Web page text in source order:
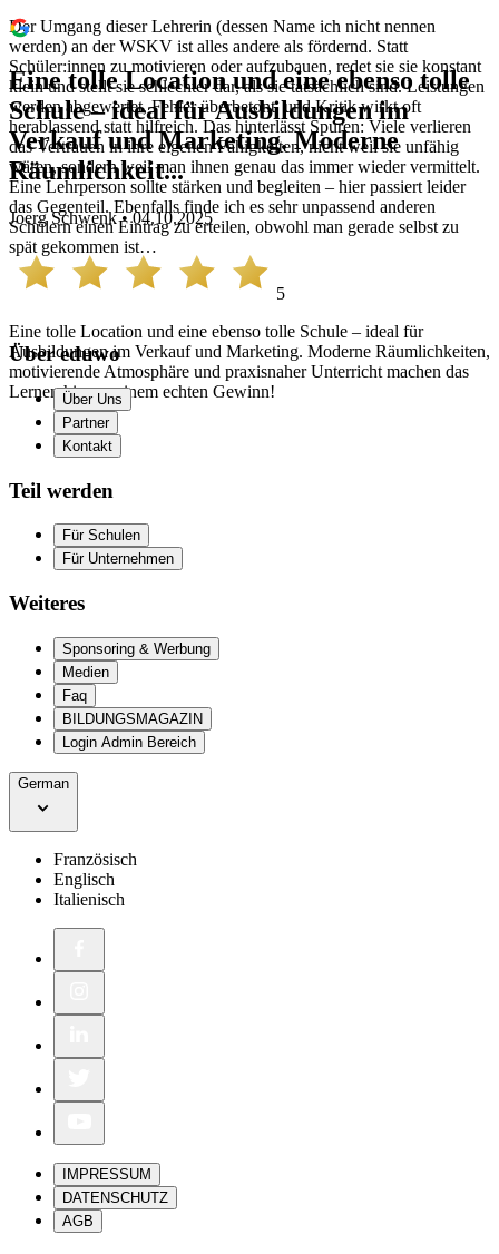
Der Umgang dieser Lehrerin (dessen Name ich nicht nennen
werden) an der WSKV ist alles andere als fördernd. Statt
Schüler:innen zu motivieren oder aufzubauen, redet sie sie konstant
klein und stellt sie schlechter dar, als sie tatsächlich sind. Leistungen
werden abgewertet, Fehler überbetont, und Kritik wirkt oft
herablassend statt hilfreich. Das hinterlässt Spuren: Viele verlieren
das Vertrauen in ihre eigenen Fähigkeiten, nicht weil sie unfähig
wären, sondern weil man ihnen genau das immer wieder vermittelt.
Eine Lehrperson sollte stärken und begleiten – hier passiert leider
das Gegenteil. Ebenfalls finde ich es sehr unpassend anderen
Schülern einen Eintrag zu erteilen, obwohl man gerade selbst zu
spät gekommen ist…
Eine tolle Location und eine ebenso tolle
Schule – ideal für Ausbildungen im
Verkauf und Marketing. Moderne
Räumlichkeit...
Joerg Schwenk • 04.10.2025
5
Eine tolle Location und eine ebenso tolle Schule – ideal für
Ausbildungen im Verkauf und Marketing. Moderne Räumlichkeiten,
motivierende Atmosphäre und praxisnaher Unterricht machen das
Lernen hier zu einem echten Gewinn!
Über eduwo
Über Uns
Partner
Kontakt
Teil werden
Für Schulen
Für Unternehmen
Weiteres
Sponsoring & Werbung
Medien
Faq
BILDUNGSMAGAZIN
Login Admin Bereich
German
Französisch
Englisch
Italienisch
IMPRESSUM
DATENSCHUTZ
AGB